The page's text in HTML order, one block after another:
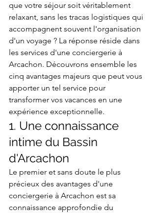
que votre séjour soit véritablement
relaxant, sans les tracas logistiques qui
accompagnent souvent l'organisation
d'un voyage ? La réponse réside dans
les services d'une conciergerie à
Arcachon. Découvrons ensemble les
cinq avantages majeurs que peut vous
apporter un tel service pour
transformer vos vacances en une
expérience exceptionnelle.
1. Une connaissance
intime du Bassin
d'Arcachon
Le premier et sans doute le plus
précieux des avantages d'une
conciergerie à Arcachon est sa
connaissance approfondie du